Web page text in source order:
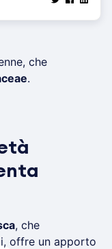
che
.
, che
offre un apporto